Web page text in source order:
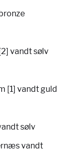
vandt sølv
[1] vandt guld
sølv
vandt